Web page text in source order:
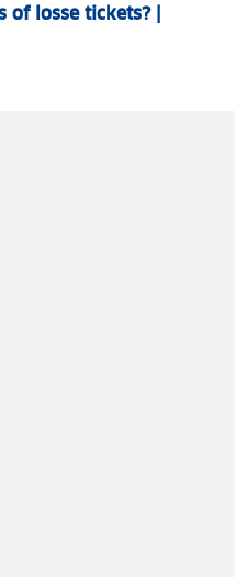
losse tickets? |